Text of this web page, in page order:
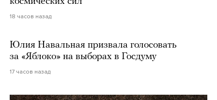
18 часов назад
Юлия Навальная призвала голосовать
за «Яблоко» на выборах в Госдуму
17 часов назад